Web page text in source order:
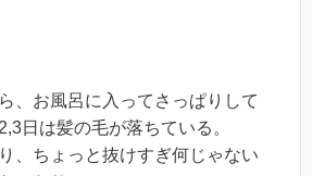
、お風呂に入ってさっぱりして
日は髪の毛が落ちている。
、ちょっと抜けすぎ何じゃない